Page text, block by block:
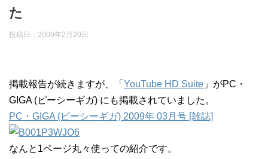
た
投稿日： 2009年2月20日
掲載報告が続きますが、「 YouTube HD Suite 」がPC・
GIGA (ピーシーギガ) にも掲載されていました。
PC・GIGA (ピーシーギガ) 2009年 03月号 [雑誌]
なんと1ページ丸々使っての紹介です。